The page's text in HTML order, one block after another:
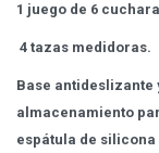
1 juego de 6
4 tazas medidoras.
Base antideslizante
almacenamiento
espátula de